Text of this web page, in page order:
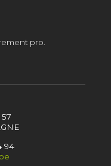
pro.
94